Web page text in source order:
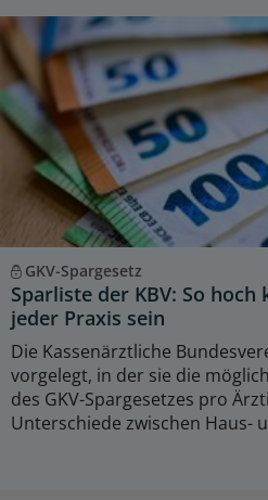
GKV-Spargesetz
Sparliste der KBV: So
jeder Praxis sein
Die Kassenärztliche
vorgelegt, in der sie die
des GKV-Spargesetzes pro
Unterschiede zwischen Haus-